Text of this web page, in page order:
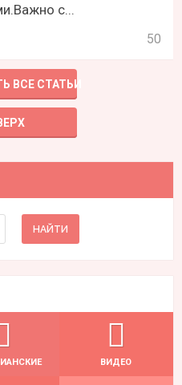
с...
50
ВСЕ СТАТЬИ
ВИДЕО